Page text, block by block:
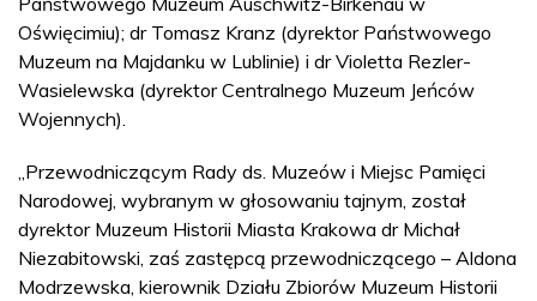
Oświęcimiu); dr Tomasz Kranz (dyrektor Państwowego
Muzeum na Majdanku w Lublinie) i dr Violetta Rezler-
Wasielewska (dyrektor Centralnego Muzeum Jeńców
Wojennych).
„Przewodniczącym Rady ds. Muzeów i Miejsc Pamięci
Narodowej, wybranym w głosowaniu tajnym, został
dyrektor Muzeum Historii Miasta Krakowa dr Michał
Niezabitowski, zaś zastępcą przewodniczącego – Aldona
Modrzewska, kierownik Działu Zbiorów Muzeum Historii